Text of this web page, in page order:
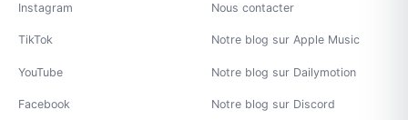
Instagram
TikTok
YouTube
Facebook
Nous contacter
Notre blog sur Apple Music
Notre blog sur Dailymotion
Notre blog sur Discord